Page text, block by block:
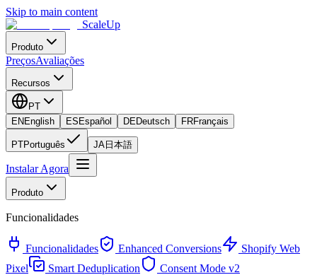
Skip to main content
ScaleUp
Produto
PreçosAvaliações
Recursos
PT
EN English ES Español DEDeutsch FRFrançais
PTPortuguês JA 日本語
Instalar Agora
Produto
Funcionalidades
Funcionalidades Enhanced Conversions
Shopify Web
Pixel
Smart Deduplication
Consent Mode v2